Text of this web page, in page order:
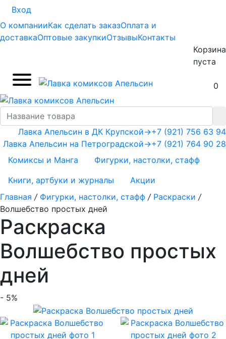
Вход
О компанииКак сделать заказОплата и
доставкаОптовые закупкиОтзывыКонтакты
Корзина
пуста
0
+7 (921) 756 63 94
+7 (921) 764 90 28
Лавка Апельсин в ДК Крупской→
Лавка Апельсин на Петроградской→
Комиксы и Манга
Фигурки, настолки, стафф
Книги, артбуки и журналы
Акции
Главная / Фигурки, настолки, стафф / Раскраски /
Волшебство простых дней
Раскраска
Волшебство простых
дней
- 5%